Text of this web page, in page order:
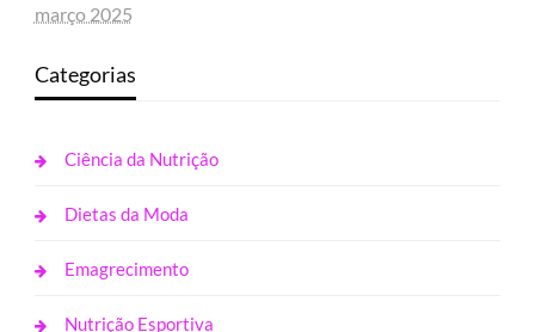
março 2025
Categorias
Ciência da Nutrição
Dietas da Moda
Emagrecimento
Nutrição Esportiva